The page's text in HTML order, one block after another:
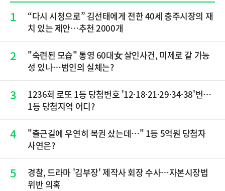
1
“다시 시청으로” 김선태에게 전한 40세 충주시장의 재
치 있는 제안…추천 2000개
2
"숙련된 모습" 통영 60대女 살인사건, 미제로 갈 가능
성 있나…범인의 실체는?
3
1236회 로또 1등 당첨번호 '12·18·21·29·34·38'번…
1등 당첨지역 어디?
4
"출근길에 우연히 복권 샀는데…" 1등 5억원 당첨자
사연은?
5
경찰, 드라마 '김부장' 제작사 회장 수사…자본시장법
위반 의혹